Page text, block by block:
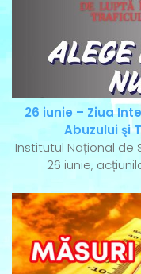
26 iunie – Ziua
Abuzului şi
Institutul Național de
26 iunie,